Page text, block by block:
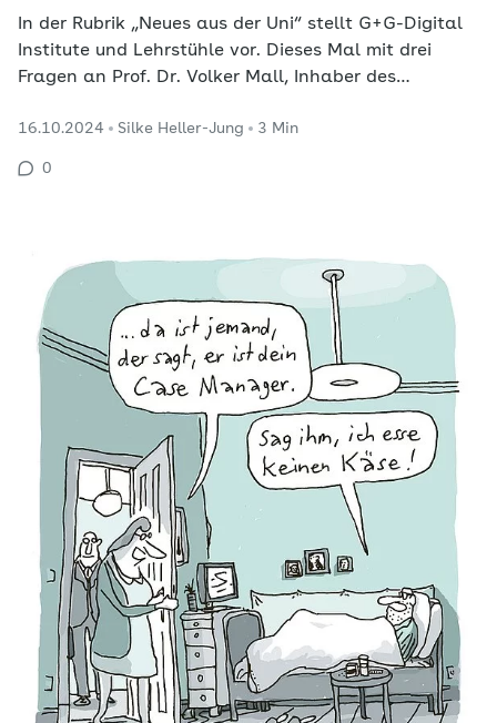
In der Rubrik „Neues aus der Uni“ stellt G+G-Digital
Institute und Lehrstühle vor. Dieses Mal mit drei
Fragen an Prof. Dr. Volker Mall, Inhaber des
Universität München und Ärztlicher Direktor des kbo-
Kinderzentrums München.
16.10.2024 Silke Heller-Jung 3 Min
0